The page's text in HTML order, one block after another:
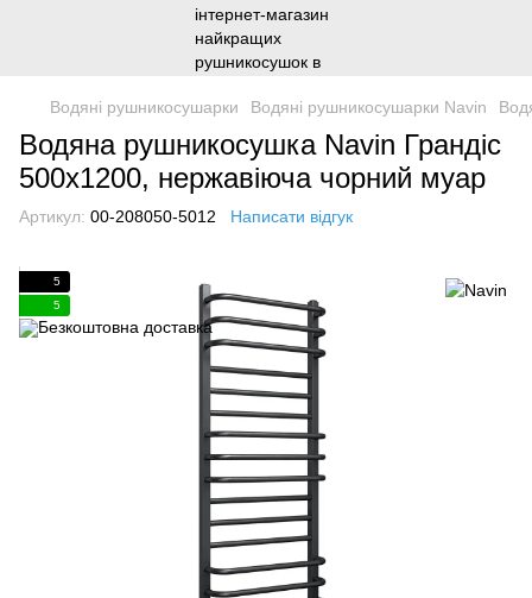
Водяні рушникосушарки Водяні рушникосушарки Navin
Водяна рушникосушка Navin Грандіс
500х1200, нержавіюча чорний муар
Артикул: 00-208050-5012 Написати відгук
5
5